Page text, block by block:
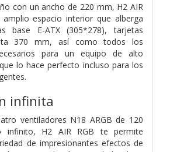
con un ancho de 220 mm, H2 AIR
espacio interior que alberga
base E-ATX (305*278), tarjetas
370 mm, así como todos los
para un equipo de alto
lo hace perfecto incluso para los
infinita
ventiladores N18 ARGB de 120
infinito, H2 AIR RGB te permite
de impresionantes efectos de